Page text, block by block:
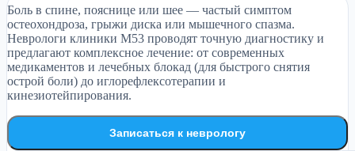
Боль в спине, пояснице или шее — частый симптом
остеохондроза, грыжи диска или мышечного спазма.
Неврологи клиники М53 проводят точную диагностику и
предлагают комплексное лечение: от современных
медикаментов и лечебных блокад (для быстрого снятия
острой боли) до иглорефлексотерапии и
кинезиотейпирования.
Записаться к неврологу